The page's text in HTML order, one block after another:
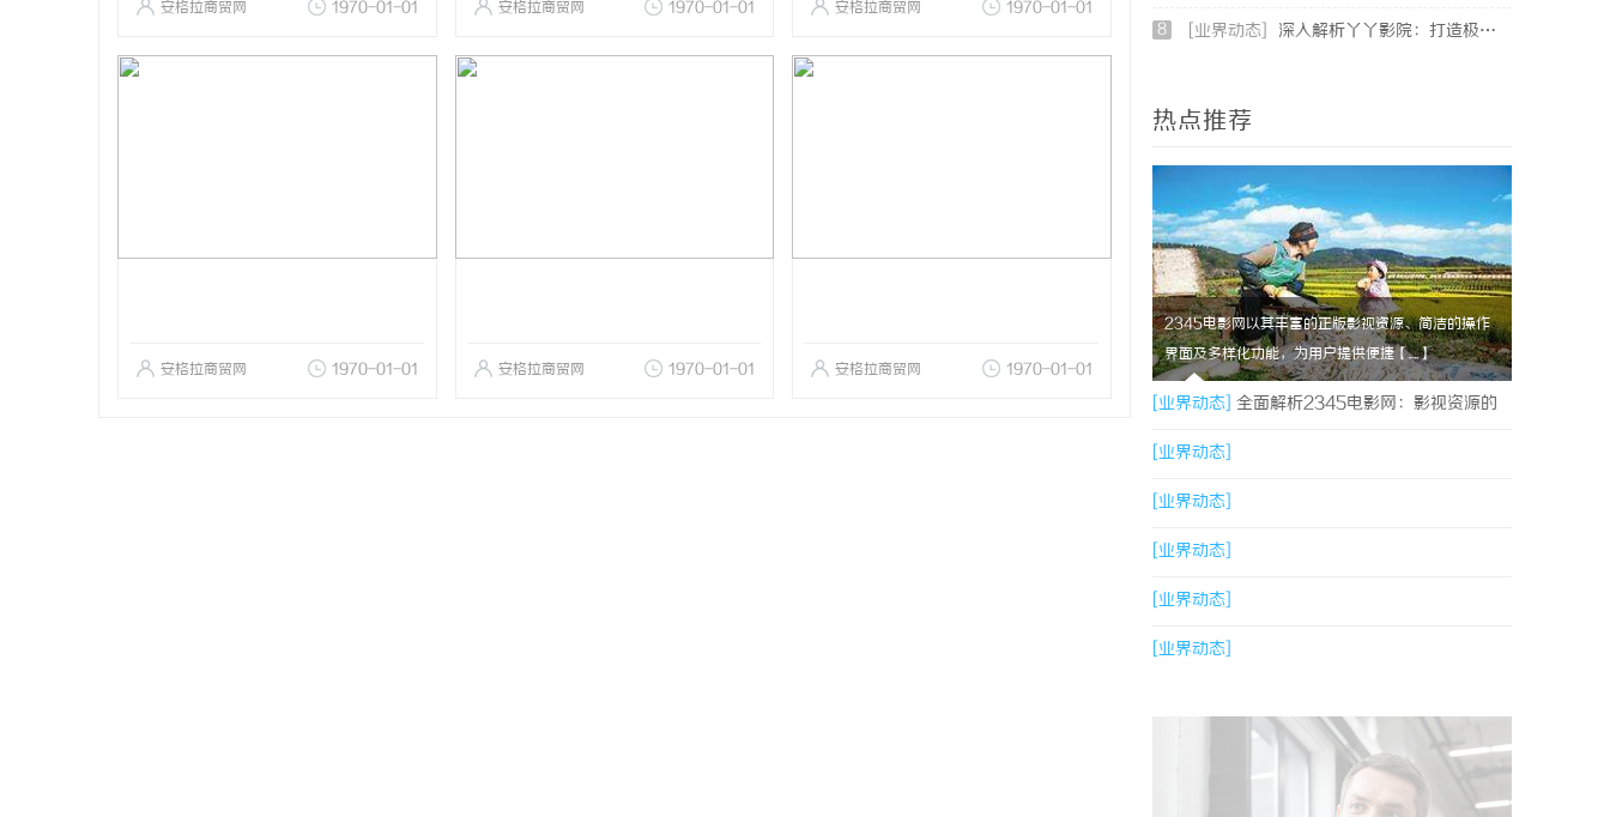
安格拉商贸网 1970-01-01 安格拉商贸网 1970-01-01 安格拉商贸网 1970-01-01
安格拉商贸网 1970-01-01 安格拉商贸网 1970-01-01 安格拉商贸网 1970-01-01
8 [业界动态] 深入解析丫丫影院：打造极致观影体验的在线平台
热点推荐
2345电影网以其丰富的正版影视资源、简洁的操作
界面及多样化功能，为用户提供便捷【....】
[业界动态] 全面解析2345电影网：影视资源的
海量宝库与观影新体验
[业界动态]
[业界动态]
[业界动态]
[业界动态]
[业界动态]